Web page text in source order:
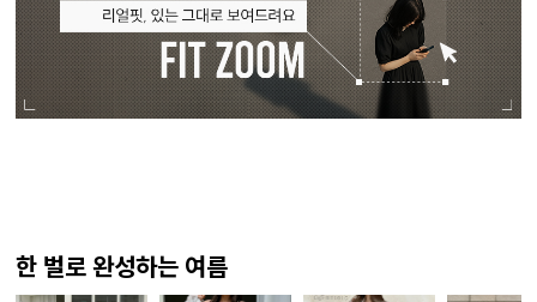
한 벌로 완성하는 여름